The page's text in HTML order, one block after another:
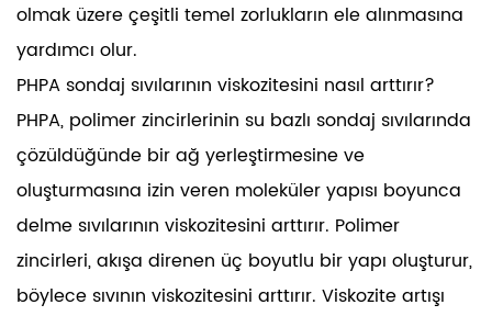
olmak üzere çeşitli temel zorlukların ele alınmasına
yardımcı olur.
PHPA sondaj sıvılarının viskozitesini nasıl arttırır?
PHPA, polimer zincirlerinin su bazlı sondaj sıvılarında
çözüldüğünde bir ağ yerleştirmesine ve
oluşturmasına izin veren moleküler yapısı boyunca
delme sıvılarının viskozitesini arttırır. Polimer
zincirleri, akışa direnen üç boyutlu bir yapı oluşturur,
böylece sıvının viskozitesini arttırır. Viskozite artışı